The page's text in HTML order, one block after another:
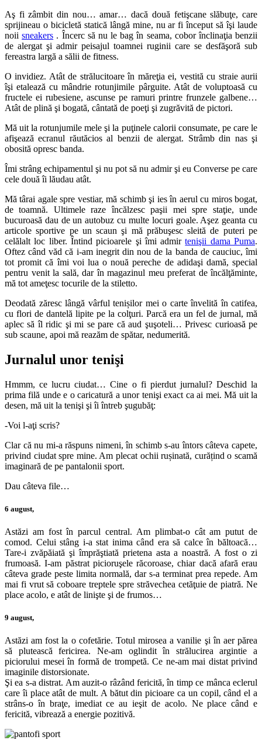
Aş fi zâmbit din nou… amar… dacă două fetişcane slăbuţe, care
sprijineau o bicicletă statică lângă mine, nu ar fi început să îşi laude
noiisneakers . Încerc să nu le bag în seama, cobor înclinaţia benzii
de alergat şi admir peisajul toamnei ruginii care se desfăşoră sub
fereastra largă a sălii de fitness.
O invidiez. Atât de strălucitoare în măreţia ei, vestită cu straie aurii
îşi etalează cu mândrie rotunjimile pârguite. Atât de voluptoasă cu
fructele ei rubesiene, ascunse pe ramuri printre frunzele galbene…
Atât de plină şi bogată, cântată de poeţi şi zugrăvită de pictori.
Mă uit la rotunjumile mele şi la puţinele calorii consumate, pe care le
afişează ecranul răutăcios al benzii de alergat. Strâmb din nas şi
obosită opresc banda.
Îmi strâng echipamentul şi nu pot să nu admir şi eu Converse pe care
cele două îi lăudau atât.
Mă târai agale spre vestiar, mă schimb şi ies în aerul cu miros bogat,
de toamnă. Ultimele raze încălzesc paşii mei spre staţie, unde
bucuroasă dau de un autobuz cu multe locuri goale. Aşez geanta cu
articole sportive pe un scaun şi mă prăbuşesc sleită de puteri pe
celălalt loc liber. Întind picioarele şi îmi admirtenişii dama Puma.
Oftez când văd că i-am inegrit din nou de la banda de cauciuc, îmi
tot promit că îmi voi lua o nouă pereche de adidaşi damă, special
pentru venit la sală, dar în magazinul meu preferat de încălţăminte,
mă tot ameţesc tocurile de la stiletto.
Deodată zăresc lângă vârful tenișilor mei o carte învelită în catifea,
cu flori de dantelă lipite pe la colţuri. Parcă era un fel de jurnal, mă
aplec să îl ridic şi mi se pare că aud şuşoteli… Privesc curioasă pe
sub scaune, apoi mă reazăm de spătar, nedumerită.
Jurnalul unor tenişi
Hmmm, ce lucru ciudat… Cine o fi pierdut jurnalul? Deschid la
prima filă unde e o caricatură a unor tenişi exact ca ai mei. Mă uit la
desen, mă uit la tenişi şi îi întreb şugubăţ:
-Voi l-aţi scris?
Clar că nu mi-a răspuns nimeni, în schimb s-au întors câteva capete,
privind ciudat spre mine. Am plecat ochii rușinată, curățind o scamă
imaginară de pe pantalonii sport.
Dau câteva file…
6 august,
Astăzi am fost în parcul central. Am plimbat-o cât am putut de
comod. Celui stâng i-a stat inima când era să calce în băltoacă…
Tare-i zvăpăiată şi împrăştiată prietena asta a noastră. A fost o zi
frumoasă. I-am păstrat picioruşele răcoroase, chiar dacă afară erau
câteva grade peste limita normală, dar s-a terminat prea repede. Am
mai fi vrut să coboare treptele spre străvechea cetăţuie de piatră. Ne
place acolo, e atât de linişte şi de frumos…
9 august,
Astăzi am fost la o cofetărie. Totul mirosea a vanilie şi în aer părea
să plutească fericirea. Ne-am oglindit în strălucirea argintie a
piciorului mesei în formă de trompetă. Ce ne-am mai distat privind
imaginile distorsionate.
Şi ea s-a distrat. Am auzit-o râzând fericită, în timp ce mânca eclerul
care îi place atât de mult. A bătut din picioare ca un copil, când el a
strâns-o în braţe, imediat ce au ieşit de acolo. Ne place când e
fericită, vibrează a energie pozitivă.